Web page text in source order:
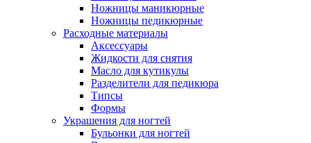
Ножницы маникюрные
Ножницы педикюрные
Расходные материалы
Аксессуары
Жидкости для снятия
Масло для кутикулы
Разделители для педикюра
Типсы
Формы
Украшения для ногтей
Бульонки для ногтей